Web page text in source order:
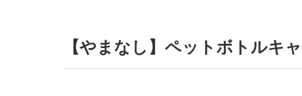
【やまなし】ペットボトルキ